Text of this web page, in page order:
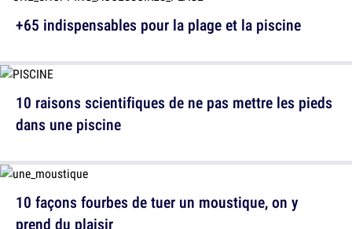
+65 indispensables pour la plage et la piscine
10 façons fourbes de tuer un moustique, on y
prend du plaisir
10 raisons scientifiques de ne pas mettre les pieds
dans une piscine